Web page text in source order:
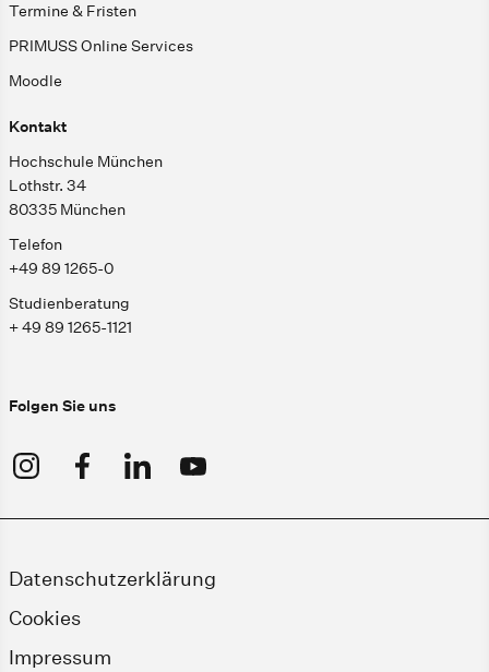
Termine & Fristen
PRIMUSS Online Services
Moodle
Kontakt
Hochschule München
Lothstr. 34
80335 München
Telefon
+49 89 1265-0
Studienberatung
+ 49 89 1265-1121
Folgen Sie uns
Datenschutzerklärung
Cookies
Impressum